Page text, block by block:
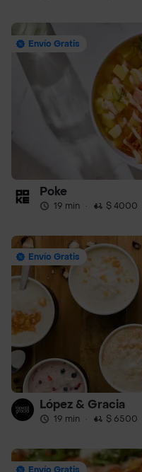
Envío Gratis
Poke
19 min · $ 4000
Envío Gratis
López & Gracia
19 min · $ 6500